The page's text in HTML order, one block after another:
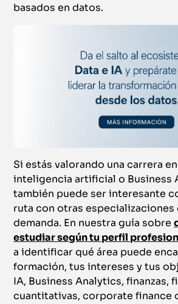
basados en datos.
Si estás valorando una carrera
inteligencia artificial o Business
también puede ser interesante
ruta con otras especializaciones
demanda. En nuestra guía sobre
estudiar según tu perfil
a identificar qué área puede
formación, tus intereses y tus
IA, Business Analytics, finanzas,
cuantitativas, corporate finance